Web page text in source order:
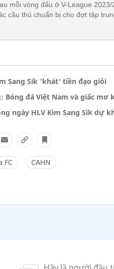
mỗi vòng đấu ở V-League
cầu thủ chuẩn bị cho đợt tập
Sang Sik 'khát' tiền đạo giỏi
Bóng đá Việt Nam và giấc mơ
ngày HLV Kim Sang Sik dự
FC CAHN